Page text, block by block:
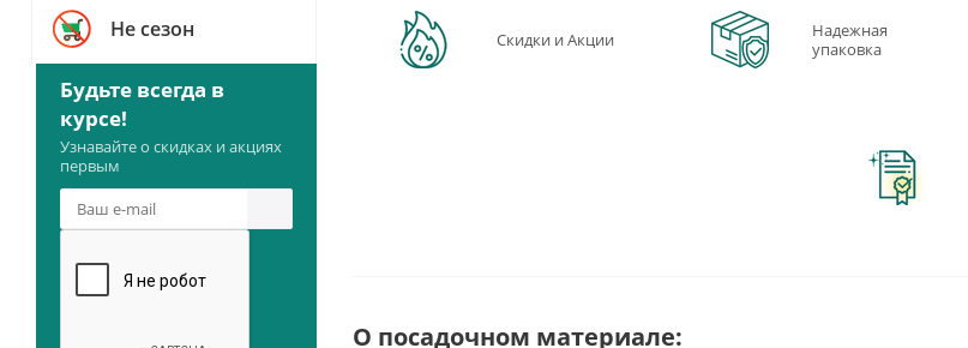
Скидки и Акции
Надежная
упаковка
О посадочном материале:
Не сезон
Будьте всегда в
курсе!
Узнавайте о скидках и акциях
первым